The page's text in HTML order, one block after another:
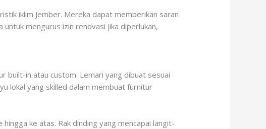
iklim Jember. Mereka dapat memberikan saran
mengurus izin renovasi jika diperlukan,
built-in atau custom. Lemari yang dibuat sesuai
lokal yang skilled dalam membuat furnitur
ke atas. Rak dinding yang mencapai langit-